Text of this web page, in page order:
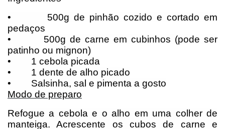
•
500g de pinhão cozido e cortado em
pedaços
•
500g de carne em cubinhos (pode ser
patinho ou mignon)
•
1 cebola picada
•
1 dente de alho picado
•
Salsinha, sal e pimenta a gosto
Modo de preparo
Refogue a cebola e o alho em uma colher de
manteiga. Acrescente os cubos de carne e